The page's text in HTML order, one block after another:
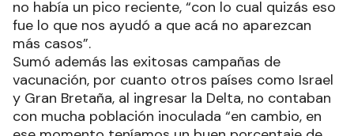
no había un pico reciente, “con lo cual quizás eso
fue lo que nos ayudó a que acá no aparezcan
más casos”.
Sumó además las exitosas campañas de
vacunación, por cuanto otros países como Israel
y Gran Bretaña, al ingresar la Delta, no contaban
con mucha población inoculada “en cambio, en